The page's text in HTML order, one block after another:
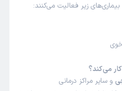
زیر فعالیت می‌کنند:
می‌کند؟
و سایر مراکز درمانی